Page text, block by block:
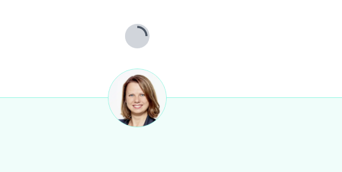
Lade...